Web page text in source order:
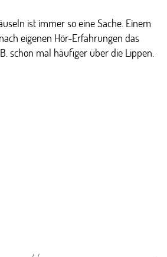
ist immer so eine Sache. Einem
eigenen Hör-Erfahrungen das
schon mal häufiger über die Lippen.